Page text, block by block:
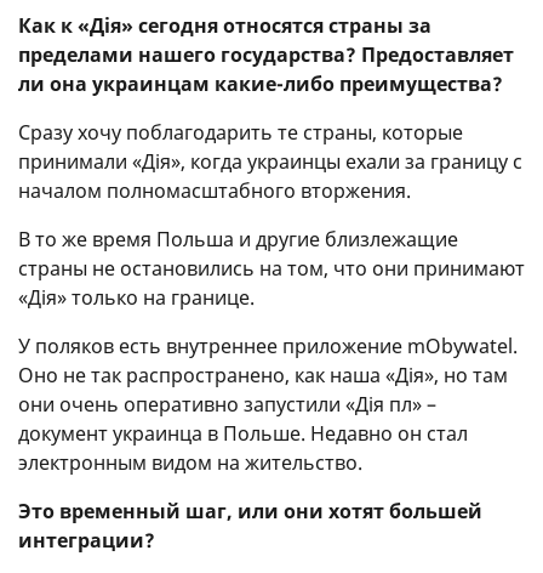
Как к «Дія» сегодня относятся страны за
пределами нашего государства? Предоставляет
ли она украинцам какие-либо преимущества?
Сразу хочу поблагодарить те страны, которые
принимали «Дія», когда украинцы ехали за границу с
началом полномасштабного вторжения.
В то же время Польша и другие близлежащие
страны не остановились на том, что они принимают
«Дія» только на границе.
У поляков есть внутреннее приложение mObywatel.
Оно не так распространено, как наша «Дія», но там
они очень оперативно запустили «Дія пл» –
документ украинца в Польше. Недавно он стал
электронным видом на жительство.
Это временный шаг, или они хотят большей
интеграции?